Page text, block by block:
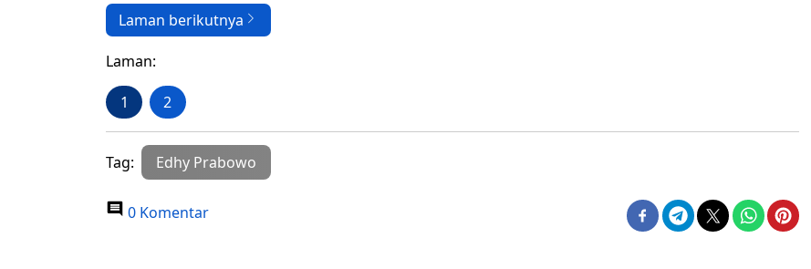
Laman berikutnya
Laman:
1 2
Tag: Edhy Prabowo
0 Komentar